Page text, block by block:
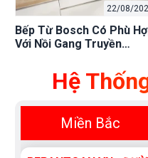
22/08/
Bếp Từ Bosch Có Phù
Với Nồi Gang Truyền
Mẹo Chọn!
Hệ
Miền Bắc